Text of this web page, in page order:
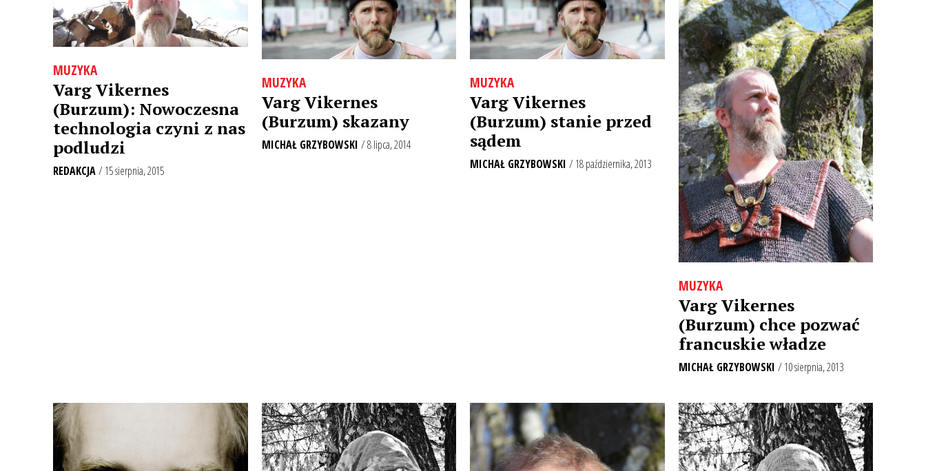
MUZYKA
Varg Vikernes
(Burzum): Nowoczesna
technologia czyni z nas
podludzi
REDAKCJA/ 15 sierpnia, 2015
MUZYKA
Varg Vikernes
(Burzum) skazany
MICHAŁ GRZYBOWSKI / 8 lipca, 2014
MUZYKA
Varg Vikernes
(Burzum) stanie przed
sądem
MICHAŁ GRZYBOWSKI / 18 października, 2013
MUZYKA
Varg Vikernes
(Burzum) chce pozwać
francuskie władze
MICHAŁ GRZYBOWSKI / 10 sierpnia, 2013